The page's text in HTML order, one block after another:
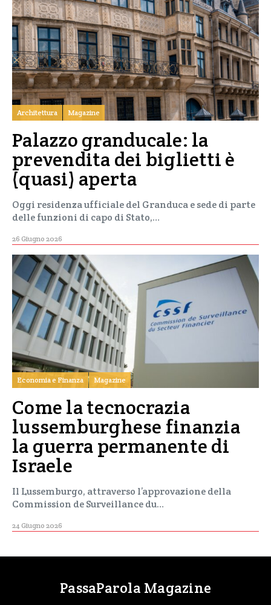
Architettura Magazine
Palazzo granducale: la
prevendita dei biglietti è
(quasi) aperta
Oggi residenza ufficiale del Granduca e sede di parte
delle funzioni di capo di Stato,…
26 Giugno 2026
Economia e Finanza Magazine
Come la tecnocrazia
lussemburghese finanzia
la guerra permanente di
Israele
Il Lussemburgo, attraverso l’approvazione della
Commission de Surveillance du…
24 Giugno 2026
PassaParola Magazine